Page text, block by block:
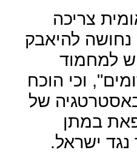
צריכה
להיאבק
למחמוד
וכי הוכח
של
במתן
נגד ישראל.